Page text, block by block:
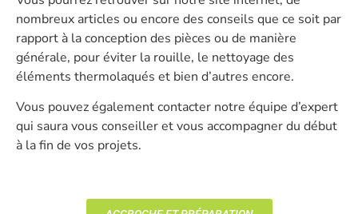
nombreux articles ou encore des conseils que ce soit par
rapport à la conception des pièces ou de manière
générale, pour éviter la rouille, le nettoyage des
éléments thermolaqués et bien d’autres encore.
Vous pouvez également contacter notre équipe d’expert
qui saura vous conseiller et vous accompagner du début
à la fin de vos projets.